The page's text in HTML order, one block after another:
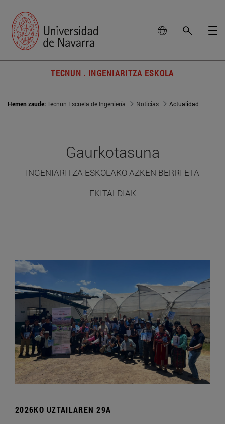
TECNUN . INGENIARITZA ESKOLA
Hemen zaude:Tecnun Escuela de Ingeniería Noticias Actualidad
Gaurkotasuna
INGENIARITZA ESKOLAKO AZKEN BERRI ETA
EKITALDIAK
2026KO UZTAILAREN 29A